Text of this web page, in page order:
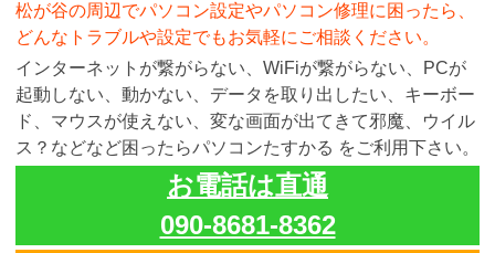
松が谷の周辺でパソコン設定やパソコン修理に困ったら、
どんなトラブルや設定でもお気軽にご相談ください。
インターネットが繋がらない、WiFiが繋がらない、PCが
起動しない、動かない、データを取り出したい、キーボー
ド、マウスが使えない、変な画面が出てきて邪魔、ウイル
ス？などなど困ったらパソコンたすかる をご利用下さい。
お電話は直通
090-8681-8362